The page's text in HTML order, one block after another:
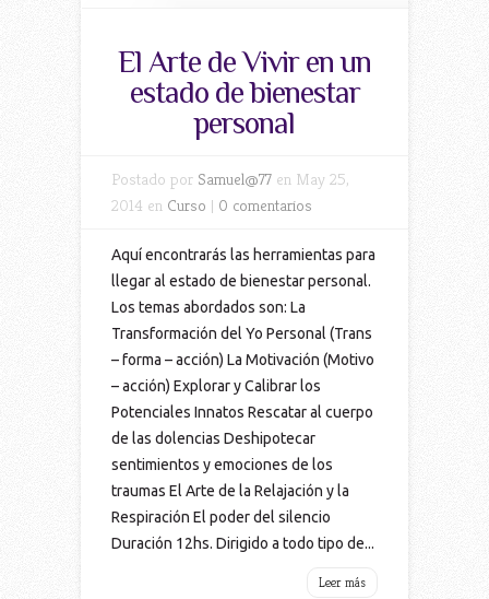
El Arte de Vivir en un
estado de bienestar
personal
Postado por Samuel@77 en May 25,
2014 en Curso | 0 comentarios
Aquí encontrarás las herramientas para
llegar al estado de bienestar personal.
Los temas abordados son: La
Transformación del Yo Personal (Trans
– forma – acción) La Motivación (Motivo
– acción) Explorar y Calibrar los
Potenciales Innatos Rescatar al cuerpo
de las dolencias Deshipotecar
sentimientos y emociones de los
traumas El Arte de la Relajación y la
Respiración El poder del silencio
Duración 12hs. Dirigido a todo tipo de...
Leer más